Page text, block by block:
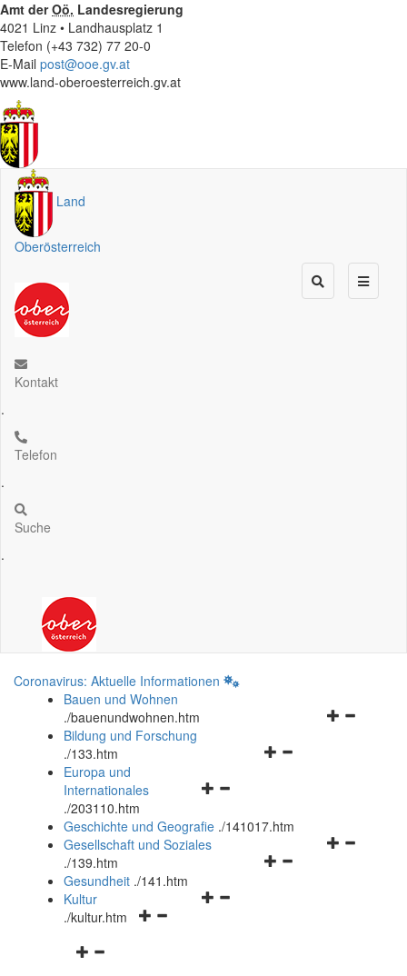
Amt derOö. Landesregierung
4021 Linz • Landhausplatz 1
Telefon (+43 732) 77 20-0
E-Mail post@ooe.gv.at
www.land-oberoesterreich.gv.at
Land
Oberösterreich
Kontakt
.
Telefon
.
Suche
.
Coronavirus: Aktuelle Informationen
Bauen und Wohnen
./bauenundwohnen.htm
Navigationsmenü
Bildung und Forschung
./133.htm
Navigationsmenü
und
schließen
Europa und
Internationales
./203110.htm
Geschichte und Geografie ./141017.htm
Navigationsmenü
Gesellschaft und Soziales
./139.htm
Navigationsmenü
Gesundheit ./141.htm
Navigationsmenü
Kultur
./kultur.htm
Navigationsmenü